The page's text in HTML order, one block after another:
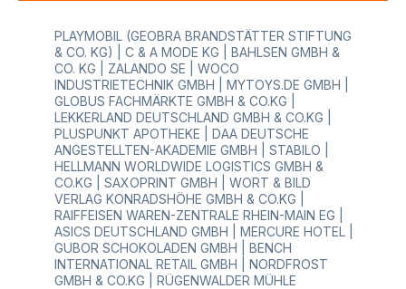
dieser Bonrollen 62x40 eignet sich für
Individualdruck (z.B. Logos, Hinweistext). Diese
Thermorollen 62 mm sind für Handel und Gewerbe
geeignet. Für umweltbewusste Kunden empfehlen
wir unsere Blue4est® Öko Bonrollen. Auf Anfrage
kann die Rückseite der Kassenrollen 62mm
individuell bedruckt werden. Durch den
individuellen Rückseitendruck auf Bonrollen und
Kassenrollen stärken Unternehmen gezielt ihre
Markenpräsenz direkt am Point of Sale.
PLAYMOBIL (GEOBRA BRANDSTÄTTER STIFTUNG
& CO. KG) | C & A MODE KG | BAHLSEN GMBH &
CO. KG | ZALANDO SE | WOCO
INDUSTRIETECHNIK GMBH | MYTOYS.DE GMBH |
GLOBUS FACHMÄRKTE GMBH & CO.KG |
LEKKERLAND DEUTSCHLAND GMBH & CO.KG |
PLUSPUNKT APOTHEKE | DAA DEUTSCHE
ANGESTELLTEN-AKADEMIE GMBH | STABILO |
HELLMANN WORLDWIDE LOGISTICS GMBH &
CO.KG | SAXOPRINT GMBH | WORT & BILD
VERLAG KONRADSHÖHE GMBH & CO.KG |
RAIFFEISEN WAREN-ZENTRALE RHEIN-MAIN EG |
ASICS DEUTSCHLAND GMBH | MERCURE HOTEL |
GUBOR SCHOKOLADEN GMBH | BENCH
INTERNATIONAL RETAIL GMBH | NORDFROST
GMBH & CO.KG | RÜGENWALDER MÜHLE